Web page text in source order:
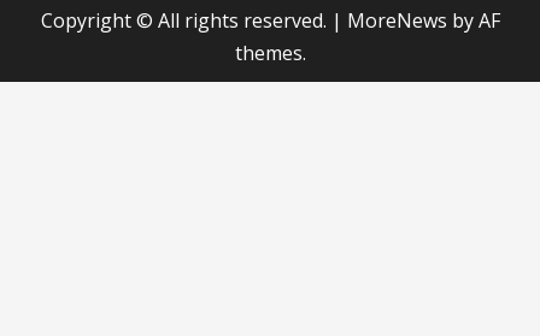
Copyright © All rights reserved. | MoreNews by AF
themes.